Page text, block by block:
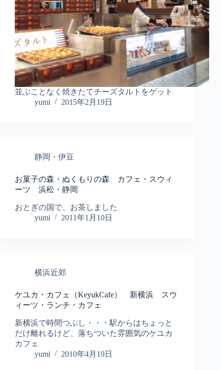
並ぶことなく焼きたてチーズタルトをゲット
yumi
2015年2月19日
静岡・伊豆
お菓子の森・ぬくもりの森 カフェ・スウィ
ーツ 浜松・静岡
おとぎの国で、お茶しました
yumi
2011年1月10日
横浜近郊
ケユカ・カフェ（KeyukCafe） 新横浜 スウ
ィーツ・ランチ・カフェ
新横浜で時間つぶし・・・駅からはちょっと
だけ離れるけど、落ちついた雰囲気のケユカ
カフェ
yumi
2010年4月19日